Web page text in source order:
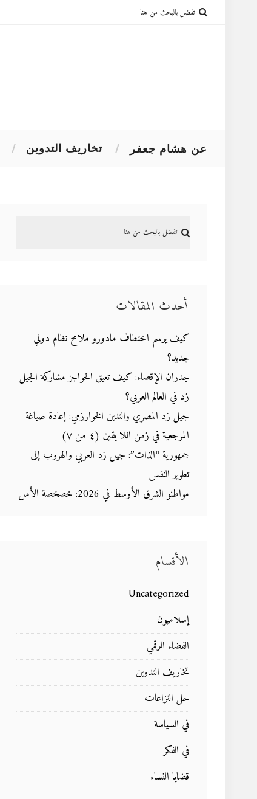
تخاريف التدوين عن هشام جعفر
أحدث المقالات
كيف يرسم اختطاف مادورو ملامح نظام دولي
جديد؟
جدران الإقصاء: كيف تعيق الحواجز مشاركة الجيل
زد في العالم العربي؟
جيل زد المصري والتدين الخوارزمي: إعادة صياغة
المرجعية في زمن اللا يقين (٤ من ٧)
جمهورية “الذات”: جيل زد العربي والهروب إلى
تطوير النفس
مواطنو الشرق الأوسط في 2026: خصخصة الأمل
الأقسام
Uncategorized
إسلاميون
الفضاء الرقمي
تخاريف التدوين
حل النزاعات
في السياسة
في الفكر
قضايا النساء